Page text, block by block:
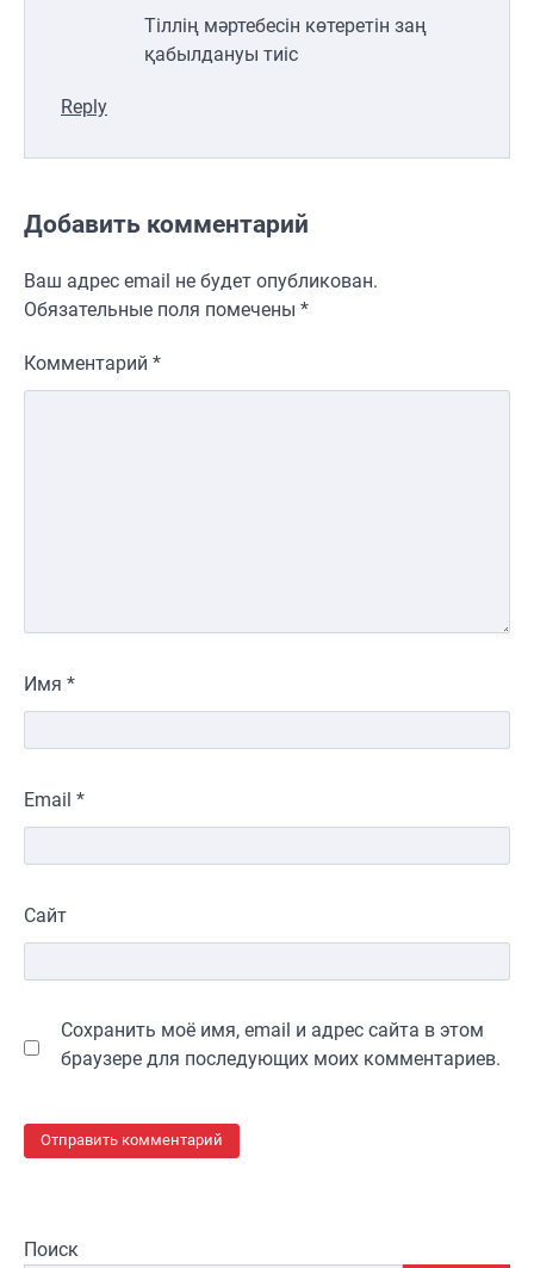
Тіллің мәртебесін көтеретін заң
қабылдануы тиіс
Reply
Добавить комментарий
Ваш адрес email не будет опубликован.
Обязательные поля помечены *
Комментарий *
Имя *
Email *
Сайт
Сохранить моё имя, email и адрес сайта в этом
браузере для последующих моих комментариев.
Поиск